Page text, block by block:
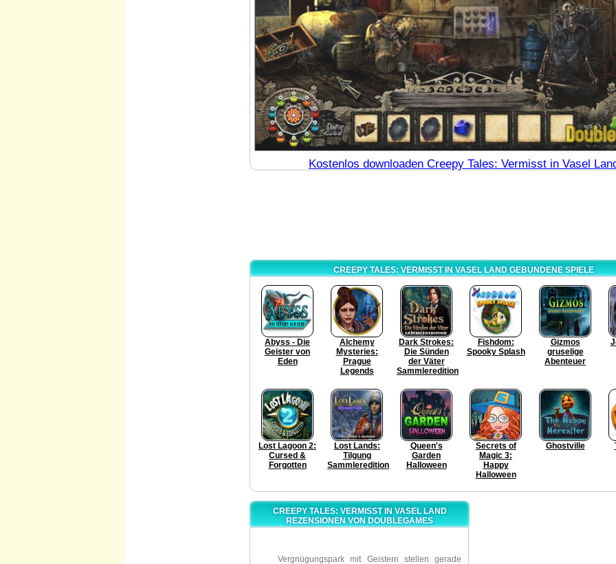
Kostenlos downloaden Creepy Tales: Vermisst in Vasel
CREEPY TALES: VERMISST IN VASEL LAND GEBUNDENE SPIELE
Abyss - Die
Geister von
Eden
Alchemy
Mysteries:
Prague
Legends
Dark Strokes:
Die Sünden
der Väter
Sammleredition
Fishdom:
Spooky Splash
Gizmos
gruselige
Abenteuer
Lost Lagoon 2:
Cursed &
Forgotten
Lost Lands:
Tilgung
Sammleredition
Queen's
Garden
Halloween
Secrets of
Magic 3:
Happy
Halloween
Ghostville
CREEPY TALES: VERMISST IN VASEL LAND
REZENSIONEN VON DOUBLEGAMES
Vergnügungspark mit Geistern stellen gerade